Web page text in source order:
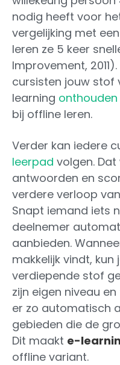
nodig heeft voor
vergelijking met
leren ze 5 keer
Improvement,
cursisten jouw stof
learning
bij offline leren.
Verder kan iedere
leerpad volgen.
antwoorden en
verdere verloop
Snapt iemand iets
deelnemer
aanbieden.
makkelijk vindt,
verdiepende stof
zijn eigen niveau
er zo automatisch
gebieden die de
Dit maakt e-
offline variant.